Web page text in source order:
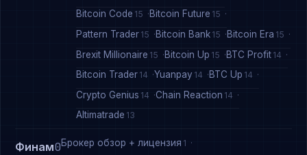
Bitcoin Code 15 Bitcoin Future 15
Pattern Trader 15 Bitcoin Bank 15 Bitcoin Era 15
Brexit Millionaire 15 Bitcoin Up 15 BTC Profit 14
Bitcoin Trader 14 Yuanpay 14 BTC Up 14
Crypto Genius 14 Chain Reaction 14
Altimatrade 13
Финам0Брокер обзор + лицензия 1